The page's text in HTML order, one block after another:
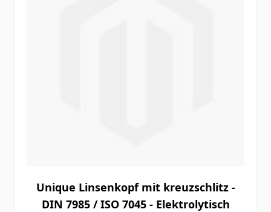
Unique Linsenkopf mit kreuzschlitz -
DIN 7985 / ISO 7045 - Elektrolytisch